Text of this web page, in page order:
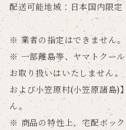
配送可能地域：日本国内限定
※ 業者の指定はできません。
※ 一部離島等、ヤマトクー
お取り扱いはいたしません
および小笠原村(小笠原諸島)
ん。
※ 商品の特性上、宅配ボッ